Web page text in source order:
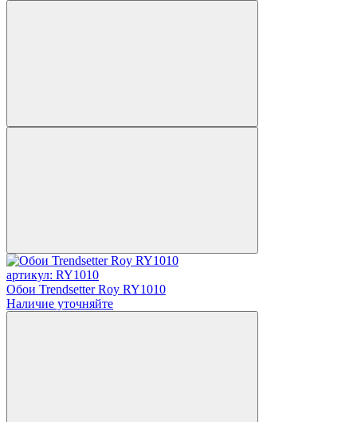
артикул: RY1010
Обои Trendsetter Roy RY1010
Наличие уточняйте